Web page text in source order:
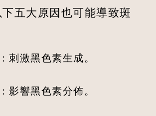
五大原因也可能導致斑
刺激黑色素生成。
影響黑色素分佈。